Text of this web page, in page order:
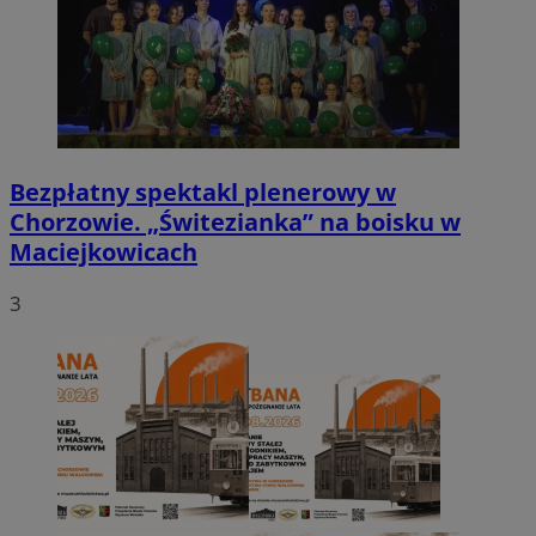
Bezpłatny spektakl plenerowy w
Chorzowie. „Świtezianka” na boisku w
Maciejkowicach
3